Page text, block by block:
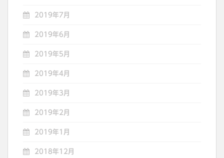
2019年7月
2019年6月
2019年5月
2019年4月
2019年3月
2019年2月
2019年1月
2018年12月